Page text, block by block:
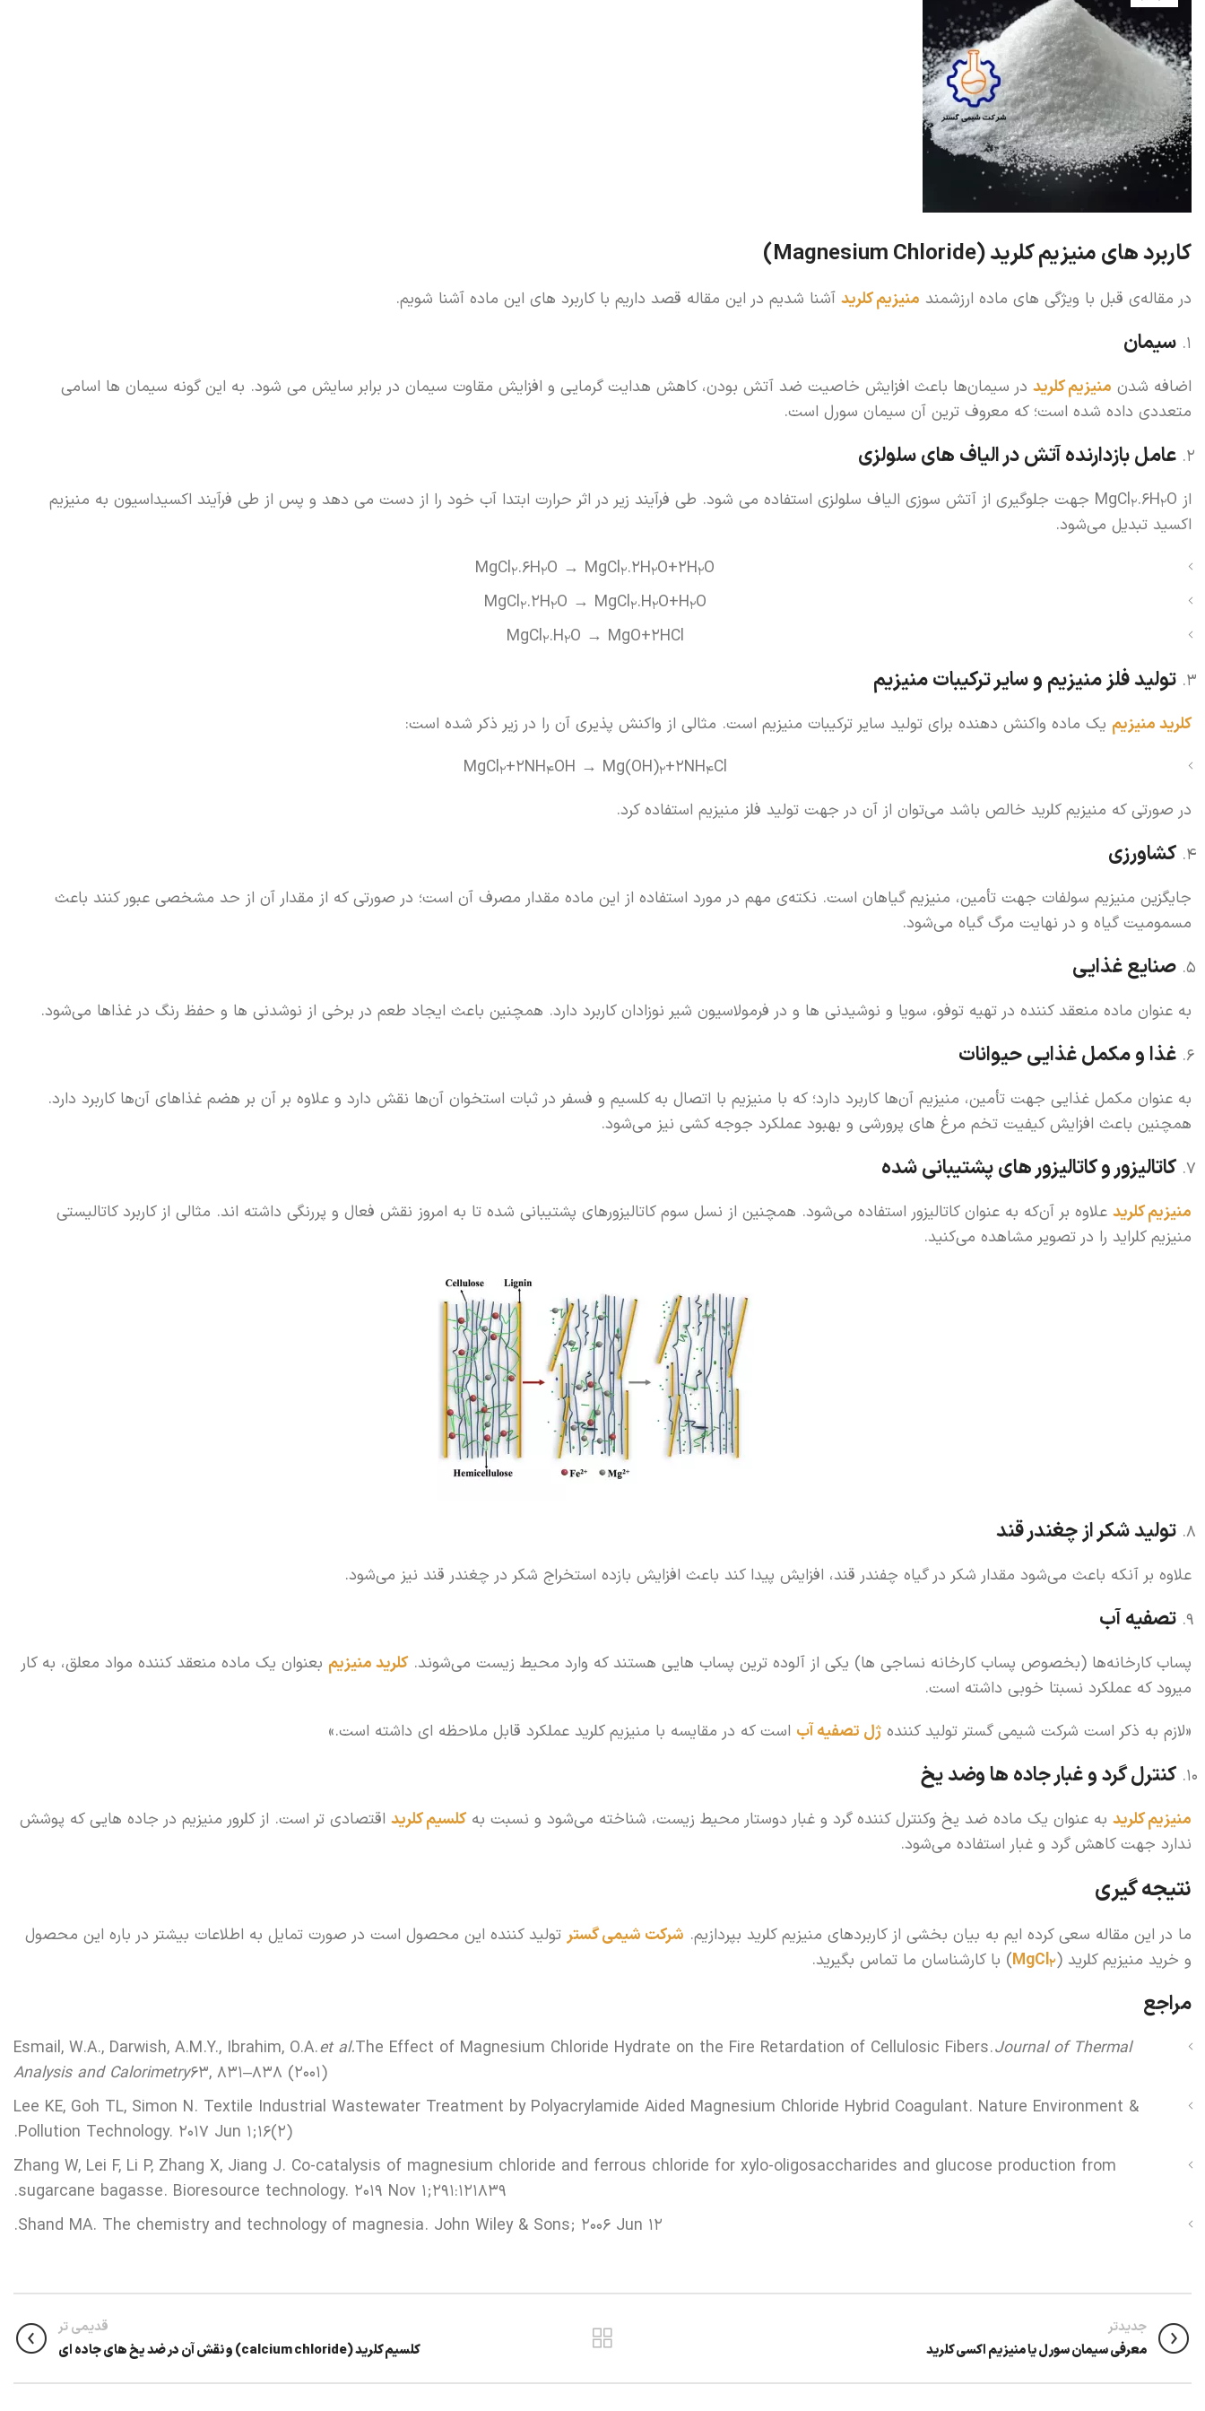
کاربرد های منیزیم کلرید (Magnesium Chloride
)
در مقاله‌ی قبل با ویژگی های ماده ارزشمند منیزیم کلرید آشنا شدیم در این مقاله قصد داریم با کاربرد های این ماده آشنا شویم.
سیمان
اضافه شدن منیزیم کلرید در سیمان‌ها باعث افزایش خاصیت ضد آتش بودن، کاهش هدایت گرمایی و افزایش مقاوت سیمان در برابر سایش می شود. به این گونه سیمان ها اسامی
متعددی داده شده است؛ که معروف ترین آن سیمان سورل است.
عامل بازدارنده آتش در الیاف های سلولزی
از MgCl 2.6H2
O جهت جلوگیری از آتش سوزی الیاف سلولزی استفاده می شود. طی فرآیند زیر در اثر حرارت ابتدا آب خود را از دست می دهد و پس از طی فرآیند اکسیداسیون به منیزیم
اکسید تبدیل می‌شود.
MgCl2.6H2O → MgCl2.2H2O+2H2O
MgCl2.2H2O → MgCl2.H2O+H2O
MgCl2.H2O → MgO+2HCl
تولید فلز منیزیم و سایر ترکیبات منیزیم
کلرید منیزیم یک ماده واکنش دهنده برای تولید سایر ترکیبات منیزیم است. مثالی از واکنش پذیری آن را در زیر ذکر شده است:
MgCl2+2NH4OH → Mg(OH)2+2NH4Cl
در صورتی که منیزیم کلرید خالص باشد می‌توان از آن در جهت تولید فلز منیزیم استفاده کرد.
کشاورزی
جایگزین منیزیم سولفات جهت تأمین، منیزیم گیاهان است. نکته‌ی مهم در مورد استفاده از این ماده مقدار مصرف آن است؛ در صورتی که از مقدار آن از حد مشخصی عبور کنند باعث
مسمومیت گیاه و در نهایت مرگ گیاه می‌شود.
صنایع غذایی
به عنوان ماده منعقد کننده در تهیه توفو، سویا و نوشیدنی ها و در فرمولاسیون شیر نوزادان کاربرد دارد. همچنین باعث ایجاد طعم در برخی از نوشدنی ها و حفظ رنگ در غذاها می‌شود.
غذا و مکمل غذایی حیوانات
به عنوان مکمل غذایی جهت تأمین، منیزیم آن‌ها کاربرد دارد؛ که با منیزیم با اتصال به کلسیم و فسفر در ثبات استخوان آن‌ها نقش دارد و علاوه بر آن بر هضم غذاهای آن‌ها کاربرد دارد.
همچنین باعث افزایش کیفیت تخم مرغ های پرورشی و بهبود عملکرد جوجه کشی نیز می‌شود.
کاتالیزور و کاتالیزور های پشتیبانی شده
منیزیم کلرید علاوه بر آن‌که به عنوان کاتالیزور استفاده می‌شود. همچنین از نسل سوم کاتالیزورهای پشتیبانی شده تا به امروز نقش فعال و پررنگی داشته اند. مثالی از کاربرد کاتالیستی
منیزیم کلراید را در تصویر مشاهده می‌کنید.
تولید شکر از چغندر قند
علاوه بر آنکه باعث می‌شود مقدار شکر در گیاه چفندر قند، افزایش پیدا کند باعث افزایش بازده استخراج شکر در چغندر قند نیز می‌شود.
تصفیه آب
پساب کارخانه‌ها (بخصوص پساب کارخانه نساجی ها) یکی از آلوده ترین پساب هایی هستند که وارد محیط زیست می‌شوند.کلرید منیزیم بعنوان یک ماده منعقد کننده مواد معلق، به کار
میرود که عملکرد نسبتا خوبی داشته است.
«لازم به ذکر است شرکت شیمی گستر تولید کننده ژل تصفیه آب است که در مقایسه با منیزیم کلرید عملکرد قابل ملاحظه ای داشته است.»
کنترل گرد و غبار جاده ها وضد یخ
منیزیم کلرید به عنوان یک ماده ضد یخ وکنترل کننده گرد و غبار دوستار محیط زیست، شناخته می‌شود و نسبت بهکلسیم کلرید اقتصادی تر است. از کلرور منیزیم در جاده هایی که پوشش
ندارد جهت کاهش گرد و غبار استفاده می‌شود.
نتیجه گیری
ما در این مقاله سعی کرده ایم به بیان بخشی از کاربردهای منیزیم کلرید بپردازیم. شرکت شیمی گستر تولید کننده این محصول است در صورت تمایل به اطلاعات بیشتر در باره این محصول
و خرید منیزیم کلرید ( MgCl2 ) با کارشناسان ما تماس بگیرید.
مراجع
Esmail, W.A., Darwish, A.M.Y., Ibrahim, O.A.et al.The Effect of Magnesium Chloride Hydrate on the Fire Retardation of Cellulosic Fibers.Journal of Thermal
Analysis and Calorimetry63, 831–838 (2001)
Lee KE, Goh TL, Simon N. Textile Industrial Wastewater Treatment by Polyacrylamide Aided Magnesium Chloride Hybrid Coagulant. Nature Environment &
Pollution Technology. 2017 Jun 1;16(2).
Zhang W, Lei F, Li P, Zhang X, Jiang J. Co-catalysis of magnesium chloride and ferrous chloride for xylo-oligosaccharides and glucose production from
sugarcane bagasse. Bioresource technology. 2019 Nov 1;291:121839.
Shand MA. The chemistry and technology of magnesia. John Wiley & Sons; 2006 Jun 12.
جدیدتر
معرفی سیمان سورل یا منیزیم اکسی کلرید
قدیمی تر
کلسیم کلرید (calcium chloride) و نقش آن در ضد یخ های جاده ای